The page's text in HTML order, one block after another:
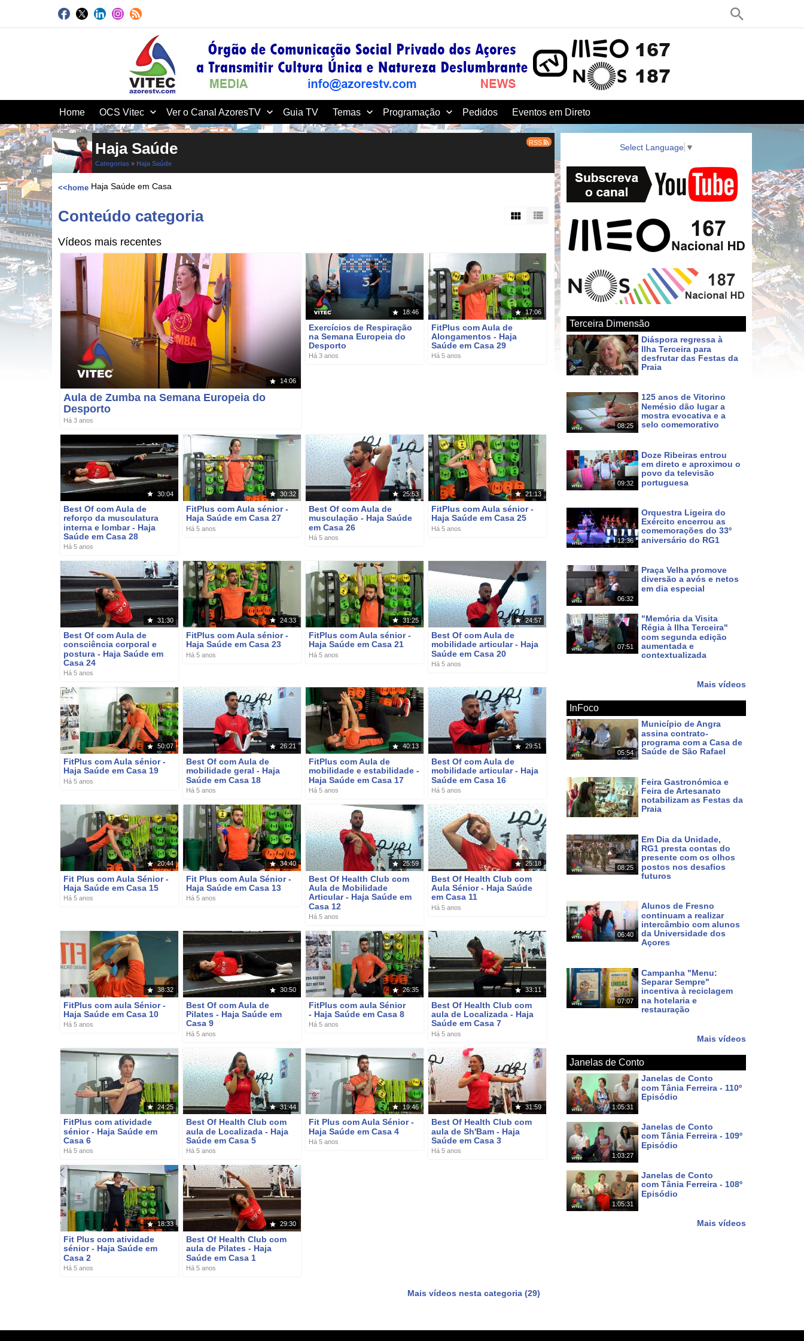
Home OCS Vitec Ver o Canal AzoresTV Guia TV Temas Programação Pedidos Eventos em Direto
RSS
Haja Saúde
Categorias » Haja Saúde
<<home Haja Saúde em Casa
Conteúdo categoria
Vídeos mais recentes
14:06
Aula de Zumba na Semana Europeia do
Desporto
Há 3 anos
18:46
Exercícios de Respiração
na Semana Europeia do
Desporto
Há 3 anos
17:06
FitPlus com Aula de
Alongamentos - Haja
Saúde em Casa 29
Há 5 anos
30:04
Best Of com Aula de
reforço da musculatura
interna e lombar - Haja
Saúde em Casa 28
Há 5 anos
30:32
FitPlus com Aula sénior -
Haja Saúde em Casa 27
Há 5 anos
25:53
Best Of com Aula de
musculação - Haja Saúde
em Casa 26
Há 5 anos
21:13
FitPlus com Aula sénior -
Haja Saúde em Casa 25
Há 5 anos
31:30
Best Of com Aula de
consciência corporal e
postura - Haja Saúde em
Casa 24
Há 5 anos
24:33
FitPlus com Aula sénior -
Haja Saúde em Casa 23
Há 5 anos
31:25
FitPlus com Aula sénior -
Haja Saúde em Casa 21
Há 5 anos
24:57
Best Of com Aula de
mobilidade articular - Haja
Saúde em Casa 20
Há 5 anos
50:07
FitPlus com Aula sénior -
Haja Saúde em Casa 19
Há 5 anos
26:21
Best Of com Aula de
mobilidade geral - Haja
Saúde em Casa 18
Há 5 anos
40:13
FitPlus com Aula de
mobilidade e estabilidade -
Haja Saúde em Casa 17
Há 5 anos
29:51
Best Of com Aula de
mobilidade articular - Haja
Saúde em Casa 16
Há 5 anos
20:44
Fit Plus com Aula Sénior -
Haja Saúde em Casa 15
Há 5 anos
34:40
Fit Plus com Aula Sénior -
Haja Saúde em Casa 13
Há 5 anos
25:59
Best Of Health Club com
Aula de Mobilidade
Articular - Haja Saúde em
Casa 12
Há 5 anos
25:18
Best Of Health Club com
Aula Sénior - Haja Saúde
em Casa 11
Há 5 anos
38:32
FitPlus com aula Sénior -
Haja Saúde em Casa 10
Há 5 anos
30:50
Best Of com Aula de
Pilates - Haja Saúde em
Casa 9
Há 5 anos
26:35
FitPlus com aula Sénior
- Haja Saúde em Casa 8
Há 5 anos
33:11
Best Of Health Club com
aula de Localizada - Haja
Saúde em Casa 7
Há 5 anos
24:25
FitPlus com atividade
sénior - Haja Saúde em
Casa 6
Há 5 anos
31:44
Best Of Health Club com
aula de Localizada - Haja
Saúde em Casa 5
Há 5 anos
19:46
Fit Plus com Aula Sénior -
Haja Saúde em Casa 4
Há 5 anos
31:59
Best Of Health Club com
aula de Sh'Bam - Haja
Saúde em Casa 3
Há 5 anos
18:33
Fit Plus com atividade
sénior - Haja Saúde em
Casa 2
Há 5 anos
29:30
Best Of Health Club com
aula de Pilates - Haja
Saúde em Casa 1
Há 5 anos
Mais vídeos nesta categoria (29)
Select Language ▼
Terceira Dimensão
Diáspora regressa à
Ilha Terceira para
desfrutar das Festas da
Praia
08:25
125 anos de Vitorino
Nemésio dão lugar a
mostra evocativa e a
selo comemorativo
09:32
Doze Ribeiras entrou
em direto e aproximou o
povo da televisão
portuguesa
12:36
Orquestra Ligeira do
Exército encerrou as
comemorações do 33º
aniversário do RG1
06:32
Praça Velha promove
diversão a avós e netos
em dia especial
07:51
"Memória da Visita
Régia à Ilha Terceira"
com segunda edição
aumentada e
contextualizada
Mais vídeos
InFoco
05:54
Município de Angra
assina contrato-
programa com a Casa de
Saúde de São Rafael
Feira Gastronómica e
Feira de Artesanato
notabilizam as Festas da
Praia
08:25
Em Dia da Unidade,
RG1 presta contas do
presente com os olhos
postos nos desafios
futuros
06:40
Alunos de Fresno
continuam a realizar
intercâmbio com alunos
da Universidade dos
Açores
07:07
Campanha "Menu:
Separar Sempre"
incentiva à reciclagem
na hotelaria e
restauração
Mais vídeos
Janelas de Conto
1:05:31
Janelas de Conto
com Tânia Ferreira - 110º
Episódio
1:03:27
Janelas de Conto
com Tânia Ferreira - 109º
Episódio
1:05:31
Janelas de Conto
com Tânia Ferreira - 108º
Episódio
Mais vídeos